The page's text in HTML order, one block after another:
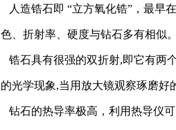
人造锆石即 “立方氧化锆”，最早
色、折射率、硬度与钻石多有相似
锆石具有很强的双折射,即它有两
的光学现象,当用放大镜观察琢磨
钻石的热导率极高，利用热导仪